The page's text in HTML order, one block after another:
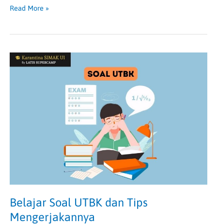
Read More »
Belajar Soal UTBK dan Tips
Mengerjakannya
Belajar
Soal